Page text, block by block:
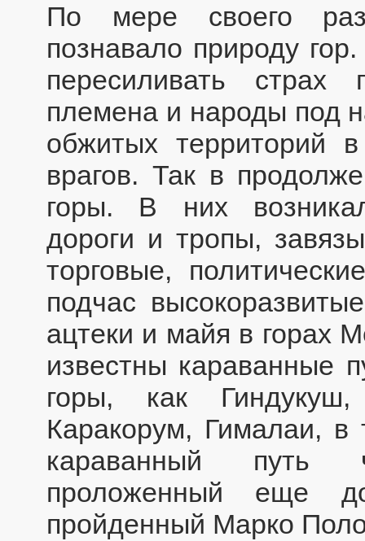
По мере своего
познавало природу
пересиливать
племена и народы под
обжитых территорий
врагов. Так в
горы. В них
дороги и тропы,
торговые,
подчас
ацтеки и майя в горах
известны караванные
горы, как
Каракорум, Гималаи,
караванный путь
проложенный еще
пройденный Марко Поло